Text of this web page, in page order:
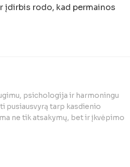
įdirbis rodo, kad permainos
psichologija ir harmoningu
pusiausvyrą tarp kasdienio
ne tik atsakymų, bet ir įkvėpimo